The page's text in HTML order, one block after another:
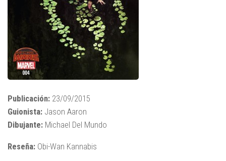
Publicación: 23/09/2015
Guionista: Jason Aaron
Dibujante: Michael Del Mundo
Reseña: Obi-Wan Kannabis